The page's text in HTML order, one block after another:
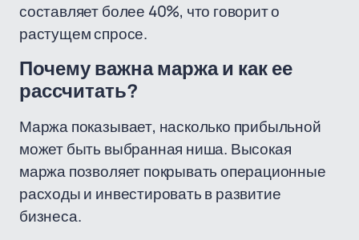
составляет более 40%, что говорит о
растущем спросе.
Почему важна маржа и как ее
рассчитать?
Маржа показывает, насколько прибыльной
может быть выбранная ниша. Высокая
маржа позволяет покрывать операционные
расходы и инвестировать в развитие
бизнеса.